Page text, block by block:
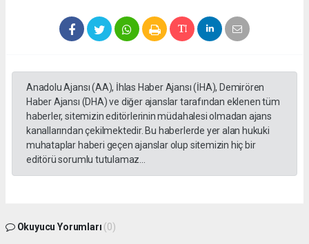
Anadolu Ajansı (AA), İhlas Haber Ajansı (İHA), Demirören
Haber Ajansı (DHA) ve diğer ajanslar tarafından eklenen tüm
haberler, sitemizin editörlerinin müdahalesi olmadan ajans
kanallarından çekilmektedir. Bu haberlerde yer alan hukuki
muhataplar haberi geçen ajanslar olup sitemizin hiç bir
editörü sorumlu tutulamaz...
Okuyucu Yorumları (0)